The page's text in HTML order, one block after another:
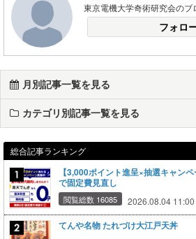
東京電機大学奇術研究会のブ
フォロ
月別記事一覧を見る
カテゴリ別記事一覧を見る
総合記事ランキング
【3,000ポイント進呈×抽選キャン
で固定費見直し
閲覧総数 16085 2026.08.04 11:00
てんや名物 たれづけ大江戸天丼